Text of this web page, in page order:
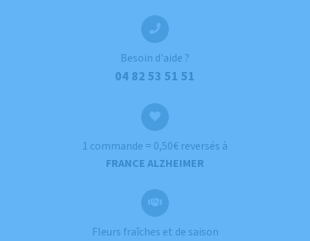
Besoin d'aide ?
04 82 53 51 51
1 commande = 0,50€ reversés à
FRANCE ALZHEIMER
Fleurs fraîches et de saison